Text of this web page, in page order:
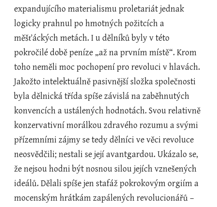
expandujícího materialismu proletariát jednak
logicky prahnul po hmotných požitcích a
měšťáckých metách. I u dělníků byly v této
pokročilé době peníze „až na prvním místě“. Krom
toho neměli moc pochopení pro revoluci v hlavách.
Jakožto intelektuálně pasivnější složka společnosti
byla dělnická třída spíše závislá na zaběhnutých
konvencích a ustálených hodnotách. Svou relativně
konzervativní morálkou zdravého rozumu a svými
přízemními zájmy se tedy dělníci ve věci revoluce
neosvědčili; nestali se její avantgardou. Ukázalo se,
že nejsou hodni být nosnou silou jejích vznešených
ideálů. Dělali spíše jen stafáž pokrokovým orgiím a
mocenským hrátkám zapálených revolucionářů –